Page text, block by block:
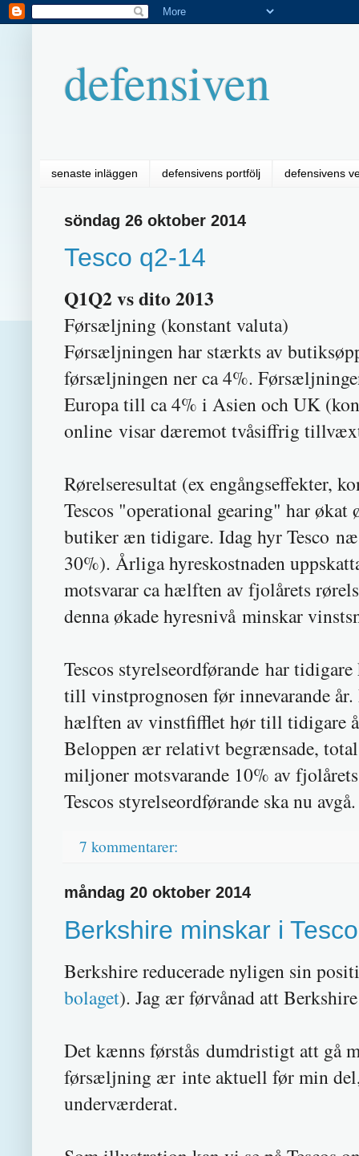
defensiven
senaste inläggen defensivens portfölj defensivens
söndag 26 oktober 2014
Tesco q2-14
Q1Q2 vs dito 2013
Førsæljning
Førsæljningen har stærkts av
førsæljningen ner ca 4%.
Europa till ca 4% i Asien och UK
online visar dæremot tvåsiffrig
Rørelseresultat (ex engångseffekter,
Tescos "operational gearing" har
butiker æn tidigare. Idag hyr Tesco
30%). Årliga hyreskostnaden
motsvarar ca hælften av fjolårets
denna økade hyresnivå minskar
Tescos styrelseordførande har
till vinstprognosen før innevarande
hælften av vinstfifflet hør till tidigare
Beloppen ær relativt begrænsade,
miljoner motsvarande 10% av
Tescos styrelseordførande ska nu avgå.
7 kommentarer:
måndag 20 oktober 2014
Berkshire minskar i Tesco
Berkshire reducerade nyligen sin
bolaget). Jag ær førvånad att
Det kænns førstås dumdristigt att gå
førsæljning ær inte aktuell før min
underværderat.